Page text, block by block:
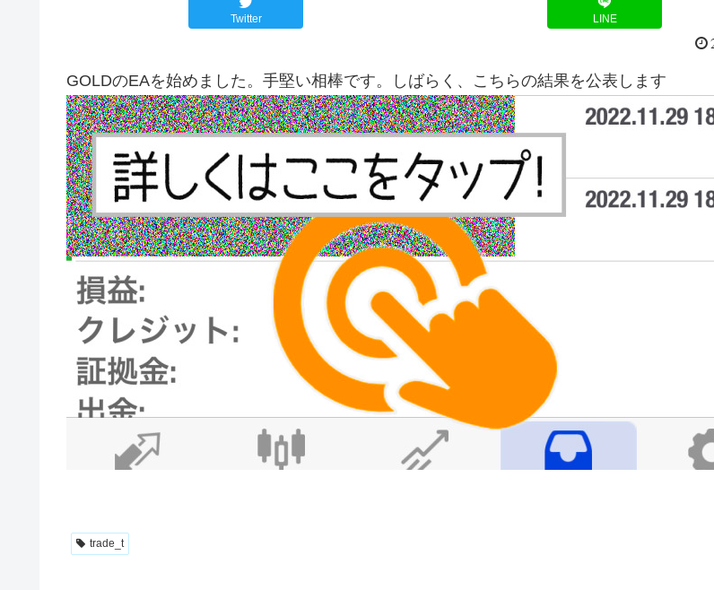
Twitter LINE
GOLDのEAを始めました。手堅い相棒です。しばらく、こちらの結果を公表します
trade_t